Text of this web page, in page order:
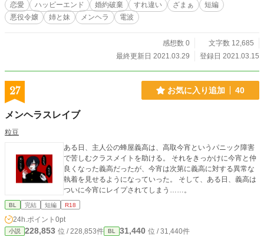
恋愛 ハッピーエンド 婚約破棄 すれ違い ざまぁ
短編
悪役令嬢
姉と妹 メンヘラ 電波
感想数 0
文字数 12,685
最終更新日 2021.03.29
登録日 2021.03.15
27 お気に入り追加 40
メンヘラスレイブ
粒豆
ある日、主人公の蜂屋義高は、高取今宵というパニック障害
で苦しむクラスメイトを助ける。 それをきっかけに今宵と仲
良くなった義高だったが、今宵は次第に義高に対する異常な
執着を見せるようになっていった。 そして、ある日、義高は
ついに今宵にレイプされてしまう……。
BL 完結 短編 R18
24h.ポイント 0pt
小説 228,853 位 / 228,853件 BL 31,440 位 / 31,440件